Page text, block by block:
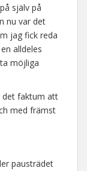
själv på
nu var det
jag fick reda
alldeles
möjliga
det faktum att
med främst
pausträdet